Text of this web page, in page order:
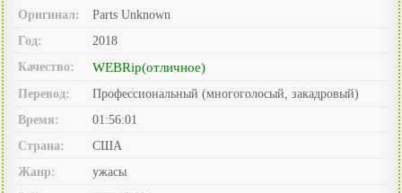
Оригинал:
Parts Unknown
Год:
2018
Качество:
WEBRip(отличное)
Перевод:
Профессиональный (многоголосый, закадровый)
Время:
01:56:01
Страна:
США
Жанр:
ужасы